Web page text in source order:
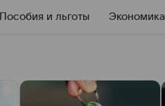
Пособия и льготы Экономика